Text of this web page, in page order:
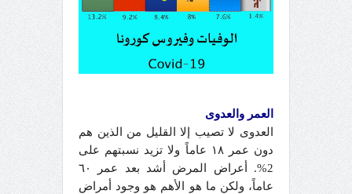
العمر والعدوى
العدوى لا تصيب إلا القليل من الذين هم
دون عمر ١٨ عاماً ولا تزيد نسبتهم على
2%. أعراض المرض أشد بعد عمر ٦٠
عاماً، ولكن ما هو الأهم هو وجود أمراض